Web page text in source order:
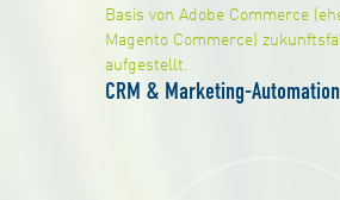
Basis von Adobe Commerce
Magento Commerce)
aufgestellt.
CRM & Marketing-Automation